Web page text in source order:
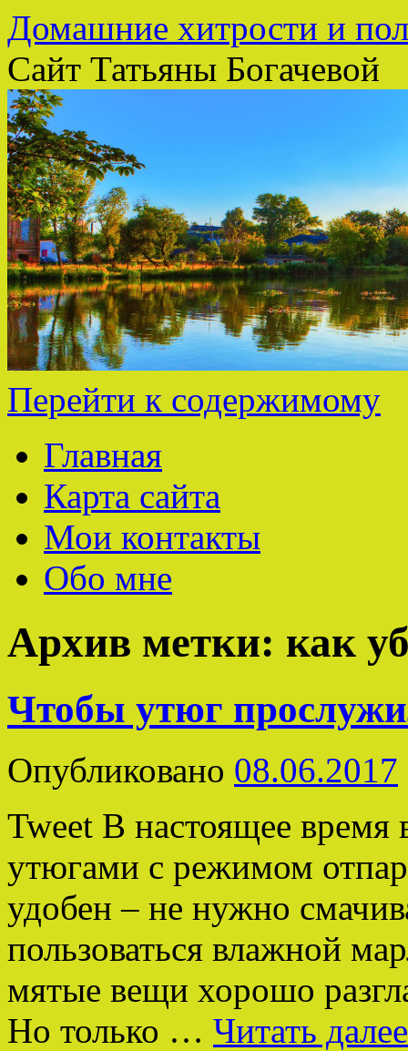
Домашние хитрости и
Сайт Татьяны Богачевой
Перейти к содержимому
Главная
Карта сайта
Мои контакты
Обо мне
Архив метки: как
Чтобы утюг
Опубликовано 08.06.2017
Tweet В настоящее время
утюгами с режимом
удобен – не нужно
пользоваться влажной
мятые вещи хорошо
Но только … Читать